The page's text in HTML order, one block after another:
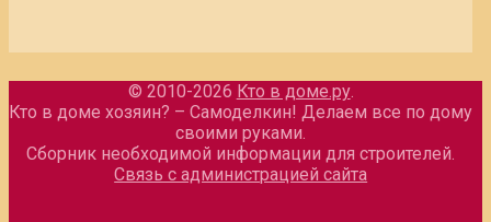
© 2010-2026 Кто в доме.ру.
Кто в доме хозяин? – Самоделкин! Делаем все по дому
своими руками.
Сборник необходимой информации для строителей.
Связь с администрацией сайта